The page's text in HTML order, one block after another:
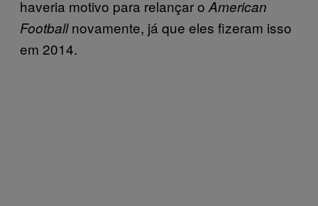
haveria motivo para relançar o American
Footballnovamente, já que eles fizeram isso
em 2014.